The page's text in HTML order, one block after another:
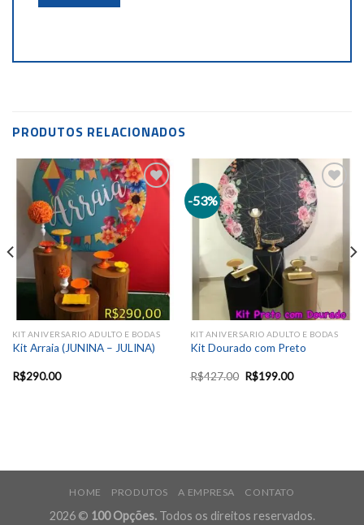
PRODUTOS RELACIONADOS
Add to
wishlist
KIT ANIVERSARIO ADULTO E BODAS
Kit Arraia (JUNINA – JULINA)
R$290.00
-53%
Add to
wishlist
KIT ANIVERSARIO ADULTO E BODAS
Kit Dourado com Preto
R$427.00 R$199.00
HOME PRODUTOS A EMPRESA CONTATO
2026 © 100 Opções.Todos os direitos reservados.